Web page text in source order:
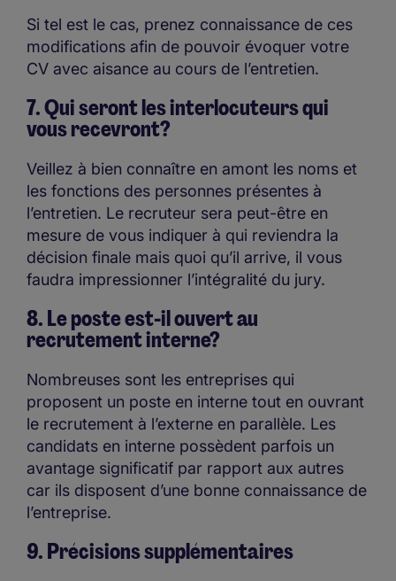
Si tel est le cas, prenez connaissance de ces
modifications afin de pouvoir évoquer votre
CV avec aisance au cours de l’entretien.
7. Qui seront les interlocuteurs qui
vous recevront?
Veillez à bien connaître en amont les noms et
les fonctions des personnes présentes à
l’entretien. Le recruteur sera peut-être en
mesure de vous indiquer à qui reviendra la
décision finale mais quoi qu’il arrive, il vous
faudra impressionner l’intégralité du jury.
8. Le poste est-il ouvert au
recrutement interne?
Nombreuses sont les entreprises qui
proposent un poste en interne tout en ouvrant
le recrutement à l’externe en parallèle. Les
candidats en interne possèdent parfois un
avantage significatif par rapport aux autres
car ils disposent d’une bonne connaissance de
l’entreprise.
9. Précisions supplémentaires